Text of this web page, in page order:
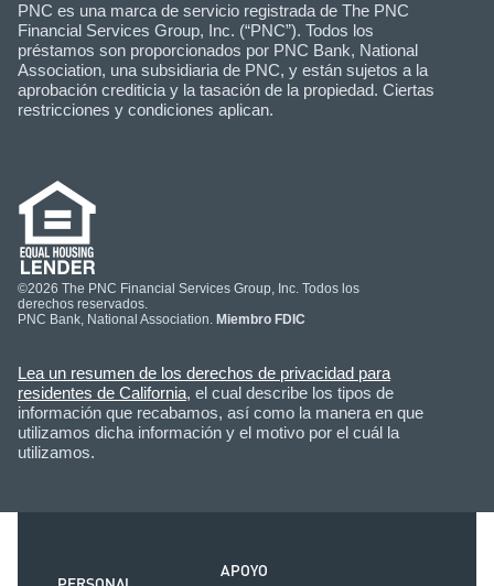
PNC es una marca de servicio registrada de The PNC
Financial Services Group, Inc. (“PNC”). Todos los
préstamos son proporcionados por PNC Bank, National
Association, una subsidiaria de PNC, y están sujetos a la
aprobación crediticia y la tasación de la propiedad. Ciertas
restricciones y condiciones aplican.
©2026 The PNC Financial Services Group, Inc. Todos los
derechos reservados.
PNC Bank, National Association. Miembro FDIC
Lea un resumen de los derechos de privacidad para
residentes de California, el cual describe los tipos de
información que recabamos, así como la manera en que
utilizamos dicha información y el motivo por el cuál la
utilizamos.
APOYO